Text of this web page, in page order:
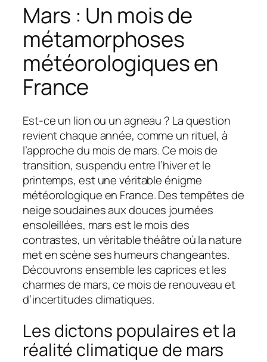
Mars : Un mois de
métamorphoses
météorologiques en
France
Est-ce un lion ou un agneau ? La question
revient chaque année, comme un rituel, à
l’approche du mois de mars. Ce mois de
transition, suspendu entre l’hiver et le
printemps, est une véritable énigme
météorologique en France. Des tempêtes de
neige soudaines aux douces journées
ensoleillées, mars est le mois des
contrastes, un véritable théâtre où la nature
met en scène ses humeurs changeantes.
Découvrons ensemble les caprices et les
charmes de mars, ce mois de renouveau et
d’incertitudes climatiques.
Les dictons populaires et la
réalité climatique de mars